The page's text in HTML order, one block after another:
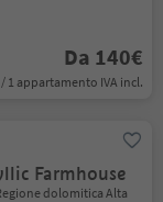
Da 140€
1 appartamento IVA incl.
Farmhouse
dolomitica Alta